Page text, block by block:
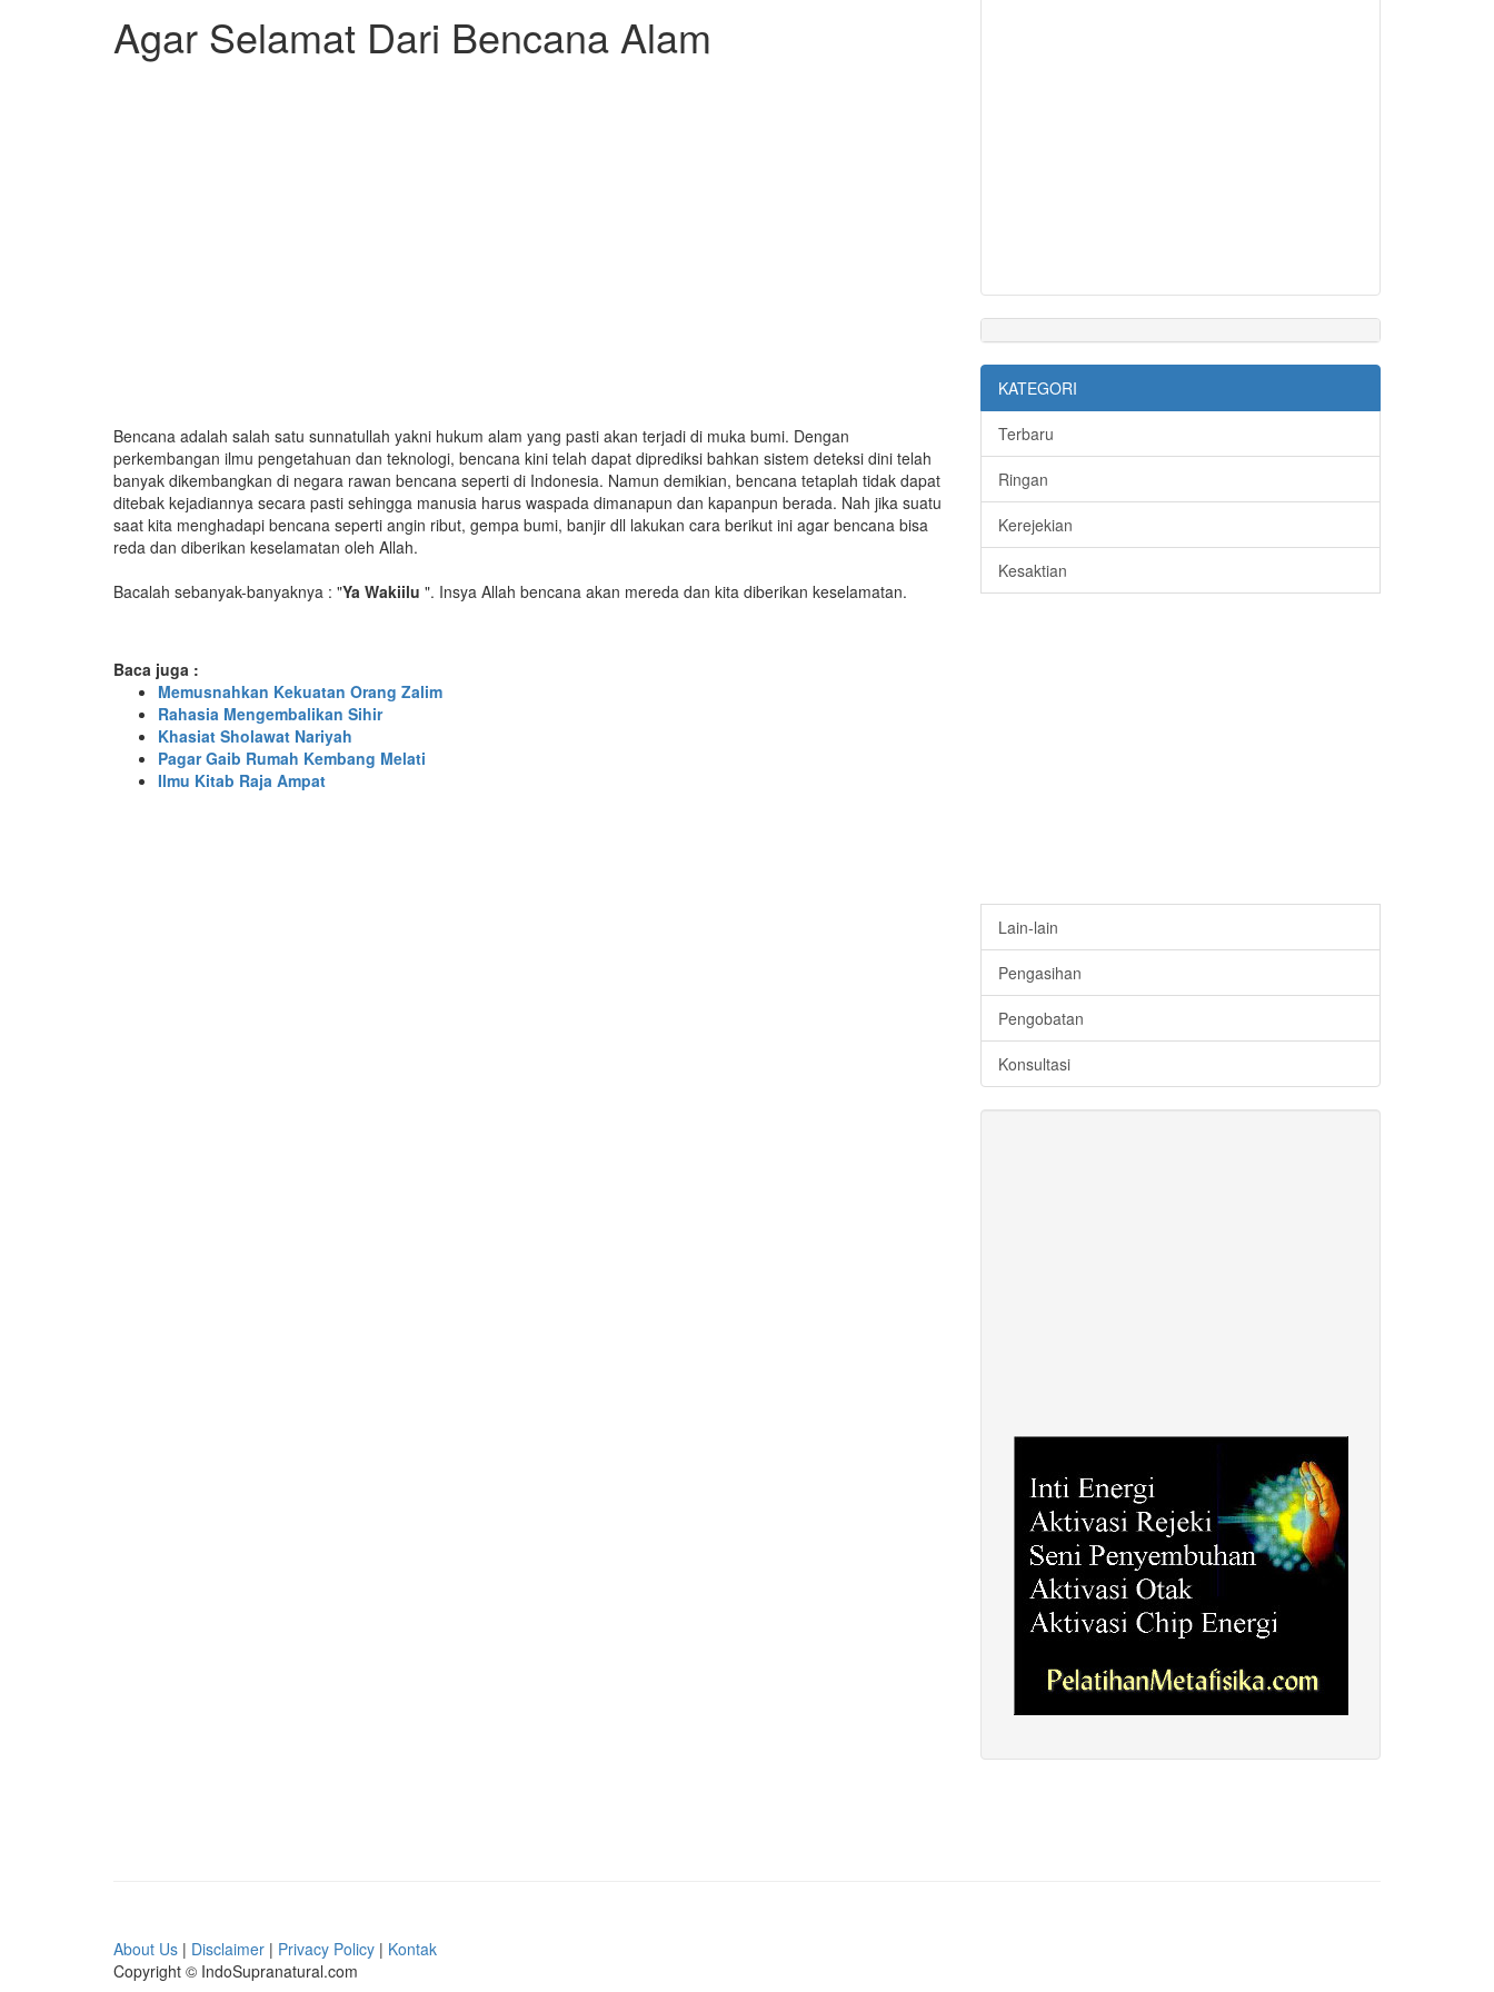
Agar Selamat Dari Bencana Alam
Bencana adalah salah satu sunnatullah yakni hukum alam yang pasti akan terjadi di muka bumi. Dengan
perkembangan ilmu pengetahuan dan teknologi, bencana kini telah dapat diprediksi bahkan sistem deteksi dini telah
banyak dikembangkan di negara rawan bencana seperti di Indonesia. Namun demikian, bencana tetaplah tidak dapat
ditebak kejadiannya secara pasti sehingga manusia harus waspada dimanapun dan kapanpun berada. Nah jika suatu
saat kita menghadapi bencana seperti angin ribut, gempa bumi, banjir dll lakukan cara berikut ini agar bencana bisa
reda dan diberikan keselamatan oleh Allah.
Bacalah sebanyak-banyaknya : "Ya Wakiilu ". Insya Allah bencana akan mereda dan kita diberikan keselamatan.
Baca juga :
Memusnahkan Kekuatan Orang Zalim
Rahasia Mengembalikan Sihir
Khasiat Sholawat Nariyah
Pagar Gaib Rumah Kembang Melati
Ilmu Kitab Raja Ampat
KATEGORI
Terbaru
Ringan
Kerejekian
Kesaktian
Lain-lain
Pengasihan
Pengobatan
Konsultasi
About Us | Disclaimer | Privacy Policy | Kontak
Copyright © IndoSupranatural.com